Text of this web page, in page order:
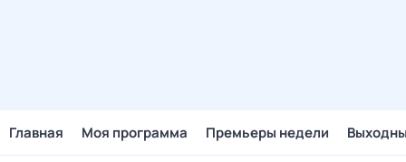
Главная Моя программа Премьеры недели